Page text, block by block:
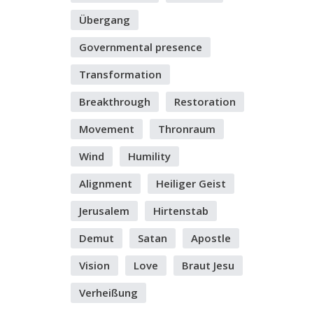
Übergang
Governmental presence
Transformation
Breakthrough
Restoration
Movement
Thronraum
Wind
Humility
Alignment
Heiliger Geist
Jerusalem
Hirtenstab
Demut
Satan
Apostle
Vision
Love
Braut Jesu
Verheißung